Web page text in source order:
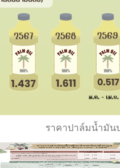
ราคาปาล์มน้ำมัน